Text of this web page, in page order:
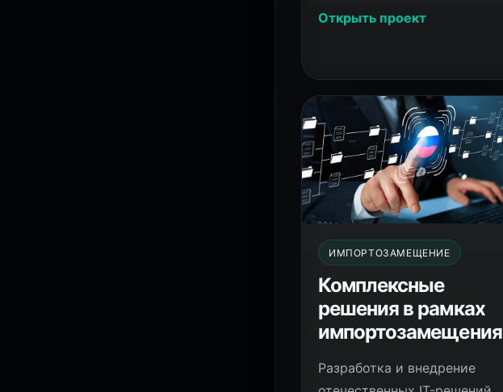
Открыть проект
ИМПОРТОЗАМЕЩЕНИЕ
Комплексные
решения в рамках
импортозамещения
Разработка и внедрение